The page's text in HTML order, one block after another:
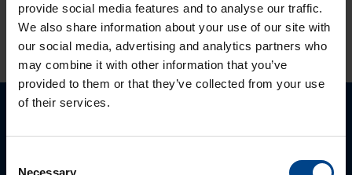
provide social media features and to analyse our traffic.
We also share information about your use of our site with
our social media, advertising and analytics partners who
may combine it with other information that you’ve
provided to them or that they’ve collected from your use
of their services.
Necessary
KATSO LISÄÄ ARTIKKELEITA
Autamme mielellämme, jotta löydämme sinulle